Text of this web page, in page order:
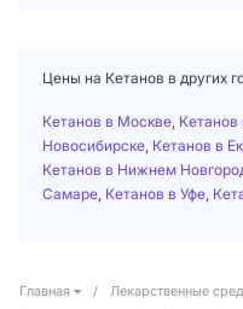
Цены на Кетанов в других
Кетанов в Москве Кетанов
Новосибирске Кетанов в
Кетанов в Нижнем
Самаре Кетанов в Уфе
Главная / Лекарственные